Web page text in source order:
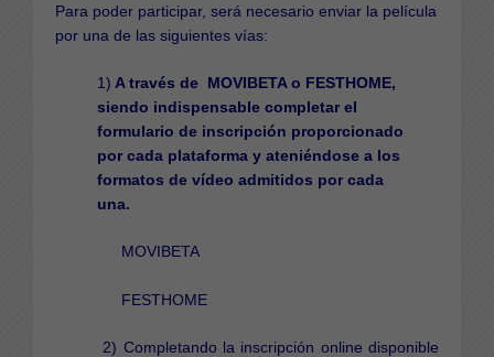
Para poder participar, será necesario enviar la película
por una de las siguientes vías:
1) A través de MOVIBETA o FESTHOME,
siendo indispensable completar el
formulario de inscripción proporcionado
por cada plataforma y ateniéndose a los
formatos de vídeo admitidos por cada
una.
MOVIBETA
FESTHOME
2) Completando la inscripción online disponible